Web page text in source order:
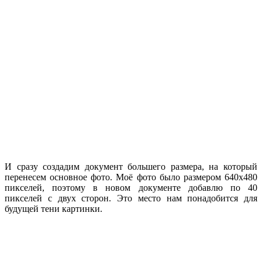
И сразу создадим документ большего размера, на который
перенесем основное фото. Моё фото было размером 640х480
пикселей, поэтому в новом документе добавлю по 40
пикселей с двух сторон. Это место нам понадобится для
будущей тени картинки.